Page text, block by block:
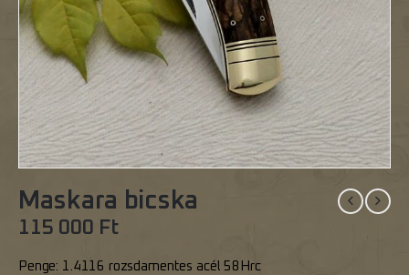
Maskara bicska
115 000 Ft
Penge: 1.4116 rozsdamentes acél 58Hrc